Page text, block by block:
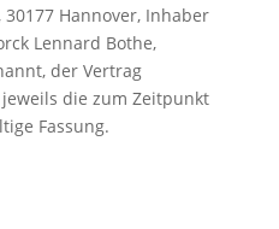
30177 Hannover, Inhaber
Lennard Bothe,
der Vertrag
die zum Zeitpunkt
Fassung.